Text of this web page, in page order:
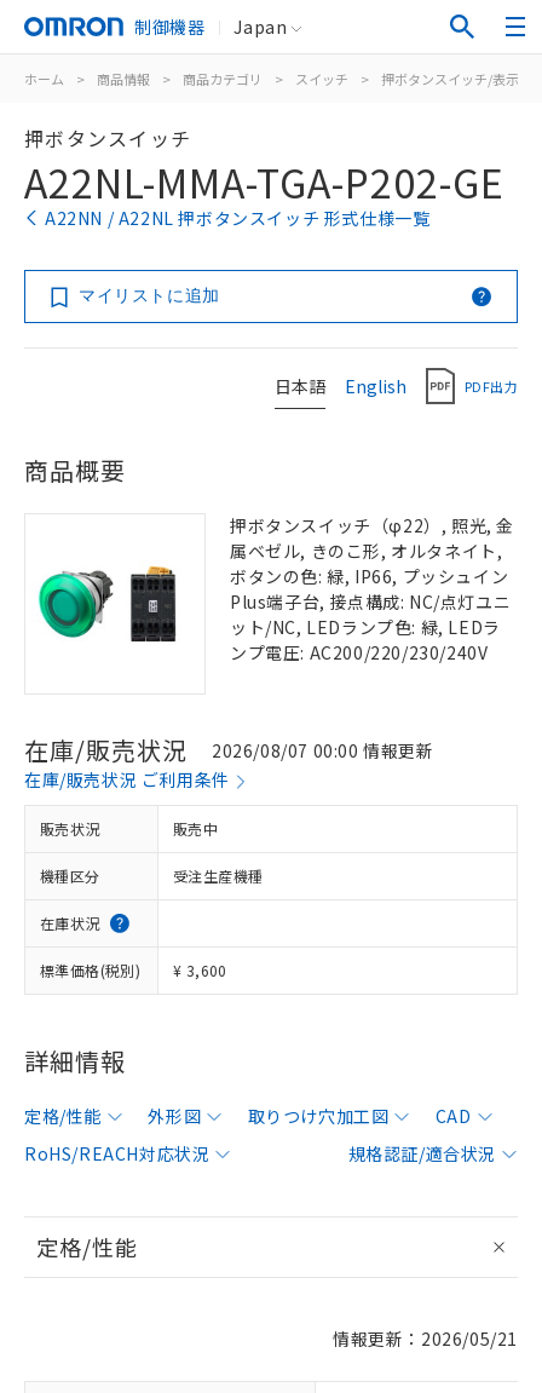
制御機器 Japan
ホーム > 商品情報 > 商品カテゴリ > スイッチ > 押ボタンスイッチ/表示灯
押ボタンスイッチ
A22NL-MMA-TGA-P202-GE
A22NN / A22NL 押ボタンスイッチ 形式仕様一覧
マイリストに追加
日本語 English PDF出力
商品概要
押ボタンスイッチ（φ22）, 照光, 金
属ベゼル, きのこ形, オルタネイト,
ボタンの色: 緑, IP66, プッシュイン
Plus端子台, 接点構成: NC/点灯ユニ
ット/NC, LEDランプ色: 緑, LEDラ
ンプ電圧: AC200/220/230/240V
在庫/販売状況
2026/08/07 00:00 情報更新
在庫/販売状況 ご利用条件
販売状況 販売中
機種区分 受注生産機種
在庫状況
標準価格(税別) ¥ 3,600
詳細情報
定格/性能 外形図 取りつけ穴加工図
CAD
RoHS/REACH対応状況
規格認証/適合状況
定格/性能
情報更新：2026/05/21